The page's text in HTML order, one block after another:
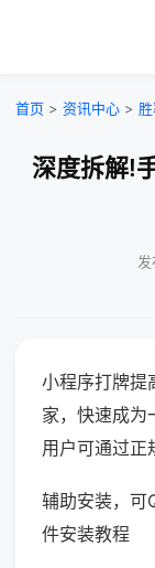
首页 > 资讯中心 >
深度拆解!
小程序打牌提
家，快速成为
用户可通过正
辅助安装，
件安装教程